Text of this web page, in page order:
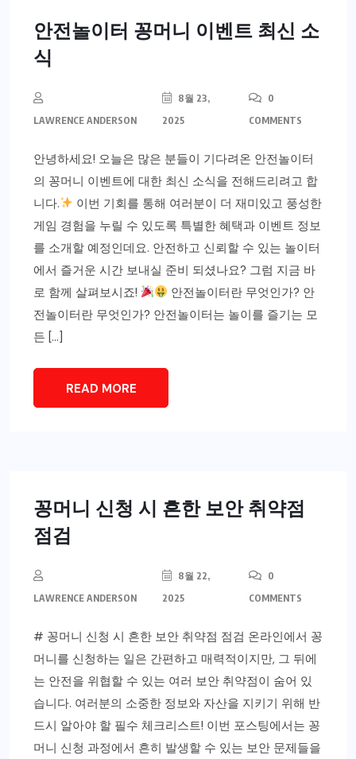
안전놀이터 꽁머니 이벤트 최신 소
식
LAWRENCE ANDERSON
8월 23,
2025
0
COMMENTS
안녕하세요! 오늘은 많은 분들이 기다려온 안전놀이터
의 꽁머니 이벤트에 대한 최신 소식을 전해드리려고 합
니다.
이번 기회를 통해 여러분이 더 재미있고 풍성한
게임 경험을 누릴 수 있도록 특별한 혜택과 이벤트 정보
를 소개할 예정인데요. 안전하고 신뢰할 수 있는 놀이터
에서 즐거운 시간 보내실 준비 되셨나요? 그럼 지금 바
로 함께 살펴보시죠!
안전놀이터란 무엇인가? 안
전놀이터란 무엇인가? 안전놀이터는 놀이를 즐기는 모
든 […]
READ MORE
꽁머니 신청 시 흔한 보안 취약점
점검
LAWRENCE ANDERSON
8월 22,
2025
0
COMMENTS
# 꽁머니 신청 시 흔한 보안 취약점 점검 온라인에서 꽁
머니를 신청하는 일은 간편하고 매력적이지만, 그 뒤에
는 안전을 위협할 수 있는 여러 보안 취약점이 숨어 있
습니다. 여러분의 소중한 정보와 자산을 지키기 위해 반
드시 알아야 할 필수 체크리스트! 이번 포스팅에서는 꽁
머니 신청 과정에서 흔히 발생할 수 있는 보안 문제들을